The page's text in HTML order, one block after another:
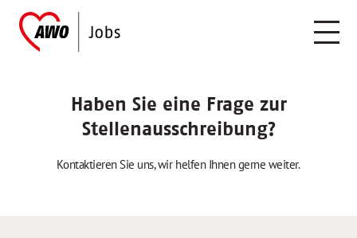
Haben Sie eine Frage zur
Stellenausschreibung?
Kontaktieren Sie uns, wir helfen Ihnen gerne weiter.